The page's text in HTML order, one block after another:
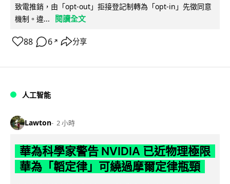
致電推銷，由「opt-out」拒接登記制轉為「opt-in」先徵同意
機制。違...
閱讀全文
88 6 ↗ 分享
人工智能
Lawton 2 小時
華為科學家警告 NVIDIA 已近物理極限
華為「韜定律」可繞過摩爾定律瓶頸